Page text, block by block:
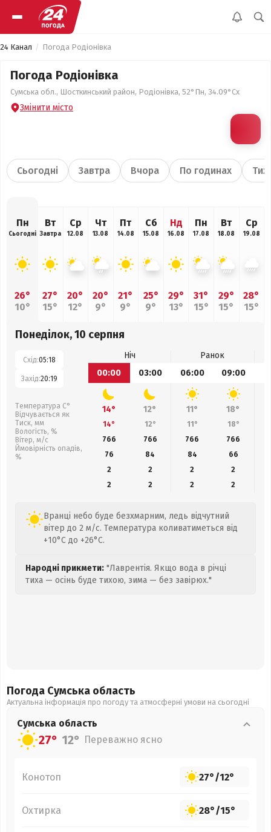
24 Канал Погода Родіонівка
Погода Родіонівка
Сумська обл., Шосткинський район, Родіонівка, 52°Пн, 34.09°Сх
Змінити місто
Сьогодні Завтра Вчора По годинах
Пн
Сьогодні
26°
10°
Вт
Завтра
27°
15°
Ср
12.08
20°
12°
Чт
13.08
20°
9°
Пт
14.08
21°
9°
Сб
15.08
25°
9°
Нд
16.08
29°
13°
Пн
17.08
31°
15°
Вт
18.08
29°
15°
Ср
19.08
28°
15°
Понеділок, 10 серпня
Схід:05:18
Захід:20:19
Температура С°
Відчувається як
Тиск, мм
Вологість, %
Вітер, м/с
Ймовірність опадів,
%
Ніч
Ранок
00:00
03:00 06:00 09:00
14° 12° 11° 18°
14° 12° 11° 18°
766
766 766 766
76
84 84 66
2
2 2
2
2
2 2 2
Вранці небо буде безхмарним, ледь відчутний
вітер до 2 м/с. Температура коливатиметься від
+10°C до +26°C.
Народні прикмети: "Лаврентія. Якщо вода в річці
тиха — осінь буде тихою, зима — без завірюх."
Погода Сумська область
Актуальна інформація про погоду та атмосферні умови на сьогодні
Сумська область
27° 12° Переважно ясно
Конотоп 27°/12°
Охтирка 28°/15°